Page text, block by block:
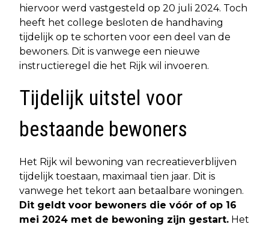
hiervoor werd vastgesteld op 20 juli 2024. Toch
heeft het college besloten de handhaving
tijdelijk op te schorten voor een deel van de
bewoners. Dit is vanwege een nieuwe
instructieregel die het Rijk wil invoeren.
Tijdelijk uitstel voor
bestaande bewoners
Het Rijk wil bewoning van recreatieverblijven
tijdelijk toestaan, maximaal tien jaar. Dit is
vanwege het tekort aan betaalbare woningen.
Dit geldt voor bewoners die vóór of op 16
mei 2024 met de bewoning zijn gestart. Het